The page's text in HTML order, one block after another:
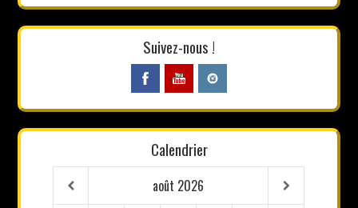
Suivez-nous !
Calendrier
août 2026